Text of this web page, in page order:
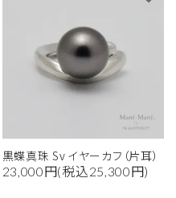
黒蝶真珠 Sv イヤーカフ（片耳）
23,000円(税込25,300円)